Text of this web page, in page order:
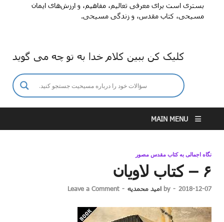
بستری است برای معرفی تعالیم، مفاهیم، و ارزش‌های ایمان
مسیحی، کتاب مقدس، و زندگی مسیحی.
کلیک کن ببین کلام خدا به تو چه می گوید
MAIN MENU
نگاه اجمالی به کتاب مقدس مصور
۶ – کتاب لاویان
2018-12-07
-
by امید محمدیه -
Leave a Comment